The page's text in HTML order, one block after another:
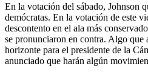
En la votación del sábado, Johnson
demócratas. En la votación de este
descontento en el ala más
se pronunciaron en contra. Algo que
horizonte para el presidente de la
anunciado que harán algún